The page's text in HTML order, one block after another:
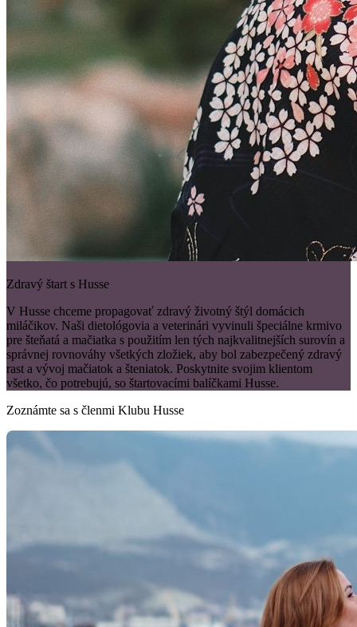
Zdravý štart s Husse
V Husse chceme propagovať zdravý životný štýl domácich
miláčikov. Naši dietológovia a veterinári vyvinuli špeciálne krmivo
pre šteňatá a mačiatka s použitím len tých najkvalitnejších surovín a
správnej rovnováhy všetkých zložiek, aby bol zabezpečený zdravý
rast a vývoj mačiatok a šteniatok. Poskytnite svojim klientom
všetko, čo potrebujú, so štartovacími balíčkami Husse.
Zoznámte sa s členmi Klubu Husse